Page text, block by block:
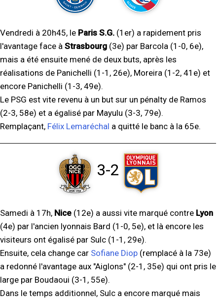
Vendredi à 20h45, le Paris S.G. (1er) a rapidement pris
l'avantage face à Strasbourg (3e) par Barcola (1-0, 6e),
mais a été ensuite mené de deux buts, après les
réalisations de Panichelli (1-1, 26e), Moreira (1-2, 41e) et
encore Panichelli (1-3, 49e).
Le PSG est vite revenu à un but sur un pénalty de Ramos
(2-3, 58e) et a égalisé par Mayulu (3-3, 79e).
Remplaçant, Félix Lemaréchal a quitté le banc à la 65e.
3-2
Samedi à 17h, Nice (12e) a aussi vite marqué contre Lyon
(4e) par l'ancien lyonnais Bard (1-0, 5e), et là encore les
visiteurs ont égalisé par Sulc (1-1, 29e).
Ensuite, cela change car Sofiane Diop (remplacé à la 73e)
a redonné l'avantage aux "Aiglons" (2-1, 35e) qui ont pris le
large par Boudaoui (3-1, 55e).
Dans le temps additionnel, Sulc a encore marqué mais